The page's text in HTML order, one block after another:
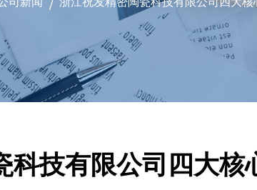
/
科技有限公司四大核